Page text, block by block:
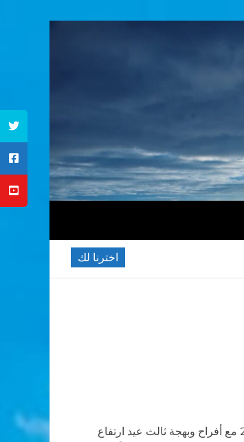
اخترنا لك
بصلوات صاحب النيافة الأنبا يوسف أبو الخير مطران كرسي سوهاج، في تمام الساعة الخامسة مساءً ليوم الأربعاء الموافق 29 سبتمبر 2010 مع أفراح وبهجة ثالث عيد ارتفاع